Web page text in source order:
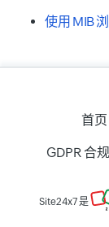
使用 MIB
首页
GDPR 合规
Site24x7 是